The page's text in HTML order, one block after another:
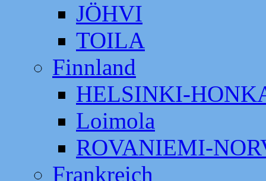
JÖHVI
TOILA
Finnland
HELSINKI-
Loimola
ROVANIEMI-
Frankreich